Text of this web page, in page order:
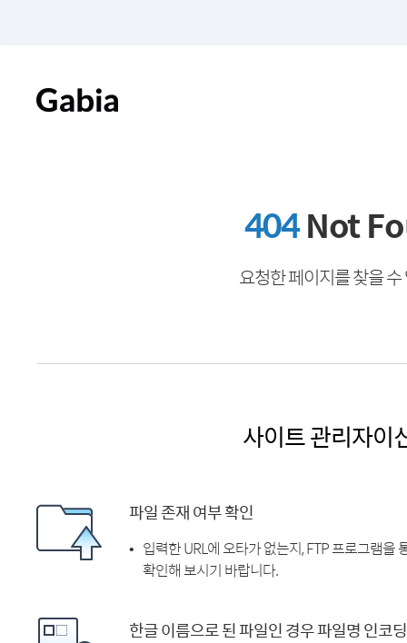
404Not
요청한 페이지를 찾을
사이트 관리자이
파일 존재 여부 확인
입력한 URL에 오타가 없는지, FTP 프로그램
확인해 보시기 바랍니다.
한글 이름으로 된 파일인 경우 파일명 인코